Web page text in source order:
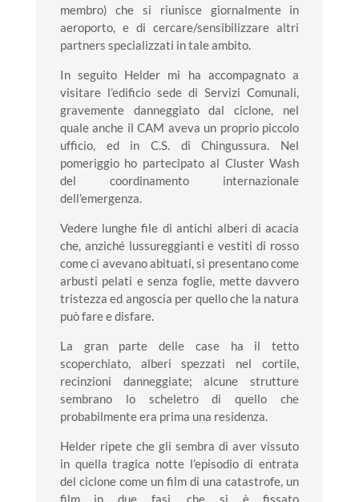
membro) che si riunisce giornalmente in
aeroporto, e di cercare/sensibilizzare altri
partners specializzati in tale ambito.
In seguito Helder mi ha accompagnato a
visitare l’edificio sede di Servizi Comunali,
gravemente danneggiato dal ciclone, nel
quale anche il CAM aveva un proprio piccolo
ufficio, ed in C.S. di Chingussura. Nel
pomeriggio ho partecipato al Cluster Wash
del coordinamento internazionale
dell’emergenza.
Vedere lunghe file di antichi alberi di acacia
che, anziché lussureggianti e vestiti di rosso
come ci avevano abituati, si presentano come
arbusti pelati e senza foglie, mette davvero
tristezza ed angoscia per quello che la natura
può fare e disfare.
La gran parte delle case ha il tetto
scoperchiato, alberi spezzati nel cortile,
recinzioni danneggiate; alcune strutture
sembrano lo scheletro di quello che
probabilmente era prima una residenza.
Helder ripete che gli sembra di aver vissuto
in quella tragica notte l’episodio di entrata
del ciclone come un film di una catastrofe, un
film in due fasi, che si è fissato